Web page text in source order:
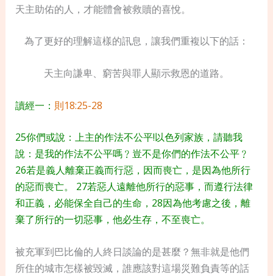
天主助佑的人，才能體會被救贖的喜悅。
為了更好的理解這樣的訊息，讓我們重複以下的話：
天主向謙卑、窮苦與罪人顯示救恩的道路。
讀經一： 則18:25-28
25你們或說：上主的作法不公平!以色列家族，請聽我
說：是我的作法不公平嗎﹖豈不是你們的作法不公平﹖
26若是義人離棄正義而行惡，因而喪亡，是因為他所行
的惡而喪亡。 27若惡人遠離他所行的惡事，而遵行法律
和正義，必能保全自己的生命，28因為他考慮之後，離
棄了所行的一切惡事，他必生存，不至喪亡。
被充軍到巴比倫的人終日談論的是甚麼？無非就是他們
所住的城市怎樣被毀滅，誰應該對這場災難負責等的話